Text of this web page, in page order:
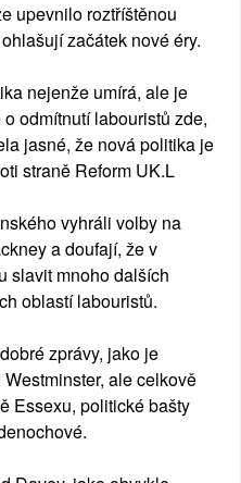
upevnilo roztříštěnou
začátek nové éry.
nejenže umírá, ale je
odmítnutí labouristů zde,
jasné, že nová politika je
straně Reform UK.L
vyhráli volby na
a doufají, že v
slavit mnoho dalších
oblastí labouristů.
zprávy, jako je
ale celkově
Essexu, politické bašty